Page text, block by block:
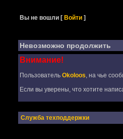
Вы не вошли [Войти ]
Невозможно продолжить
Внимание!
Пользователь Okoloos, на чье
Если вы уверены, что хотите
Служба техподдержки